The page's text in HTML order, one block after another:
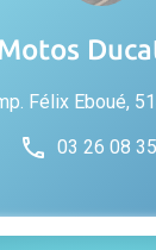
Félix Eboué,
phone 03 26 08